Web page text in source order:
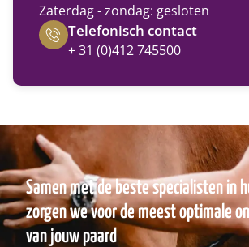
Zaterdag - zondag: gesloten
Telefonisch contact
+ 31 (0)412 745500
Samen met de beste specialisten in
zorgen we voor de meest optimale
van jouw paard